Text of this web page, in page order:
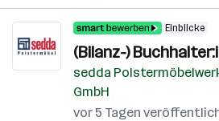
Einblicke
(Bilanz-)
sedda
GmbH
vor 5 Tagen